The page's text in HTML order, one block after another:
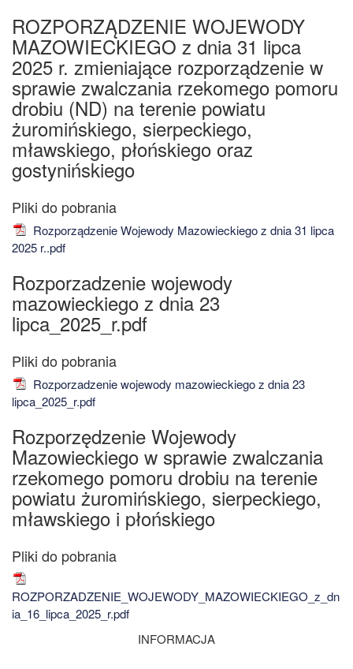
ROZPORZĄDZENIE WOJEWODY
MAZOWIECKIEGO z dnia 31 lipca
2025 r. zmieniające rozporządzenie w
sprawie zwalczania rzekomego pomoru
drobiu (ND) na terenie powiatu
żuromińskiego, sierpeckiego,
mławskiego, płońskiego oraz
gostynińskiego
Rozporządzenie Wojewody Mazowieckiego z dnia 31 lipca
2025 r..pdf
Rozporzadzenie wojewody
mazowieckiego z dnia 23
lipca_2025_r.pdf
Rozporzadzenie wojewody mazowieckiego z dnia 23
lipca_2025_r.pdf
Rozporzędzenie Wojewody
Mazowieckiego w sprawie zwalczania
rzekomego pomoru drobiu na terenie
powiatu żuromińskiego, sierpeckiego,
mławskiego i płońskiego
ROZPORZADZENIE_WOJEWODY_MAZOWIECKIEGO_z_dn
ia_16_lipca_2025_r.pdf
INFORMACJA